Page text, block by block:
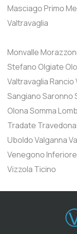
Masciago Primo
Valtravaglia
Monvalle
Stefano Olgiate
ValtravagliaRancio
SangianoSaronno
OlonaSomma
Tradate
UboldoValganna
Venegono Inferiore
Vizzola Ticino